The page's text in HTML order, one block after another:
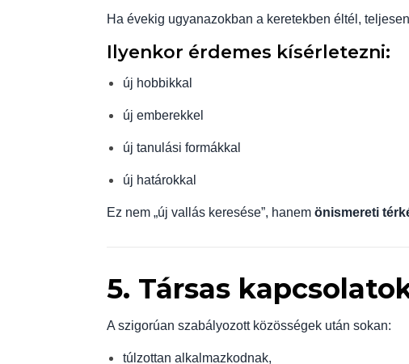
Ha évekig ugyanazokban a keretekben éltél,
Ilyenkor érdemes kísérletezni:
új hobbikkal
új emberekkel
új tanulási formákkal
új határokkal
Ez nem „új vallás keresése”, hanem önismereti
5. Társas
A szigorúan szabályozott közösségek után sokan:
túlzottan alkalmazkodnak,